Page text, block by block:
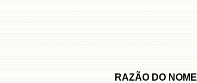
RAZÃO DO NOME